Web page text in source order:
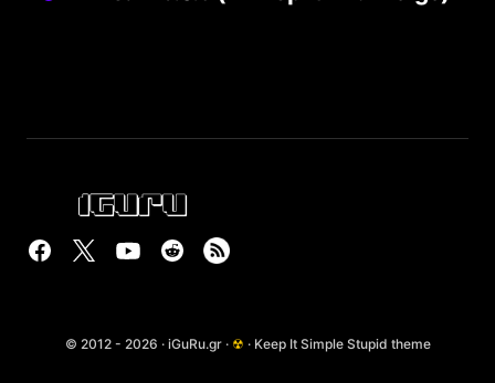
© 2012 - 2026 · iGuRu.gr · ☢ · Keep It Simple Stupid theme